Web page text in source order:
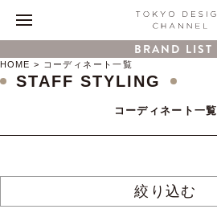
BRAND LIST
HOME コーディネート一覧
STAFF STYLING
コーディネート一覧
絞り込む